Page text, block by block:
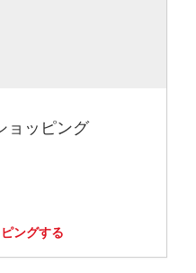
ョッピング
ングする